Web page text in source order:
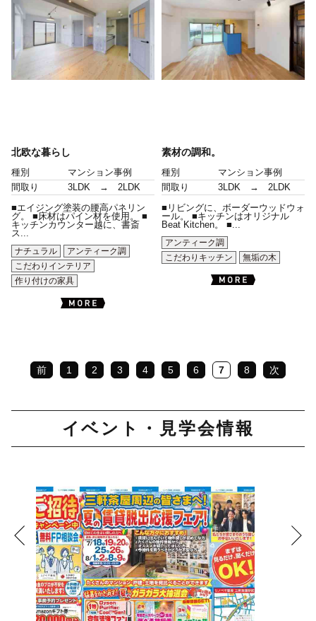
北欧な暮らし
種別
マンション事例
間取り
3LDK → 2LDK
■エイジング塗装の腰高パネリン
グ。 ■床材はパイン材を使用。 ■
キッチンカウンター越に、書斎
ス...
ナチュラル
アンティーク調
こだわりインテリア
作り付けの家具
素材の調和。
種別
マンション事例
間取り
3LDK → 2LDK
■リビングに、ボーダーウッドウォ
ール。 ■キッチンはオリジナル
Beat Kitchen。 ■...
アンティーク調
こだわりキッチン
無垢の木
前 1 2 3 4 5 6 7 8 次
イベント・見学会情報